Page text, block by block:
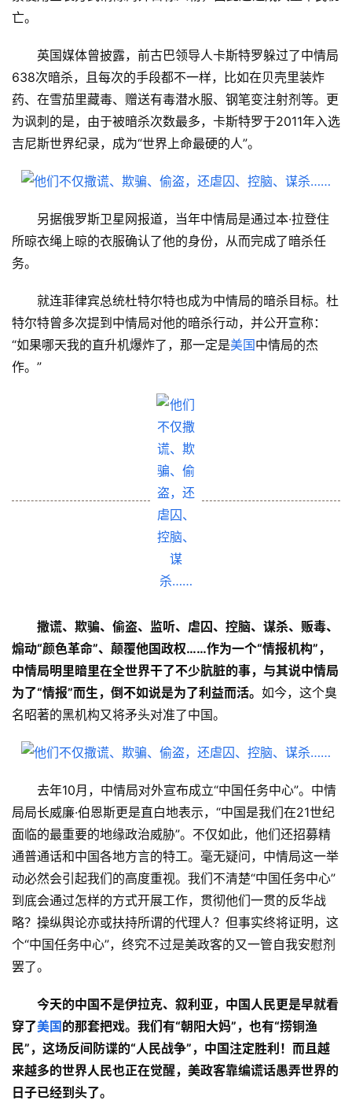
亡。
英国媒体曾披露，前古巴领导人卡斯特罗躲过了中情局
638次暗杀，且每次的手段都不一样，比如在贝壳里装炸
药、在雪茄里藏毒、赠送有毒潜水服、钢笔变注射剂等。更
为讽刺的是，由于被暗杀次数最多， 卡斯特罗于2011年入选
吉尼斯世界纪录，成为“世界上命最硬的人”。
另据俄罗斯卫星网报道，当年中情局是通过本·拉登住
所晾衣绳上晾的衣服确认了他的身份，从而完成了暗杀任
务。
就连菲律宾总统杜特尔特也成为中情局的暗杀目标。杜
特尔特曾多次提到中情局对他的暗杀行动，并公开宣称：
“如果哪天我的直升机爆炸了，那一定是美国中情局的杰
作。”
撒谎、欺骗、偷盗、监听、虐囚、控脑、谋杀、贩毒、
煽动“颜色革命”、颠覆他国政权……作为一个“情报机构”，
中情局明里暗里在全世界干了不少肮脏的事，与其说中情局
为了“情报”而生，倒不如说是为了利益而活。 如今，这个臭
名昭著的黑机构又将矛头对准了中国。
去年10月，中情局对外宣布成立“中国任务中心”。中情
局局长威廉·伯恩斯更是直白地表示，“中国是我们在21世纪
面临的最重要的地缘政治威胁”。不仅如此，他们还招募精
通普通话和中国各地方言的特工。毫无疑问，中情局这一举
动必然会引起我们的高度重视。我们不清楚“中国任务中心”
到底会通过怎样的方式开展工作，贯彻他们一贯的反华战
略？操纵舆论亦或扶持所谓的代理人？但事实终将证明，这
个“中国任务中心”，终究不过是美政客的又一管自我安慰剂
罢了。
今天的中国不是伊拉克、叙利亚，中国人民更是早就看
穿了美国 的那套把戏。我们有“朝阳大妈”，也有“捞铜渔
民”，这场反间防谍的“人民战争”，中国注定胜利！而且越
来越多的世界人民也正在觉醒，美政客靠编谎话愚弄世界的
日子已经到头了。